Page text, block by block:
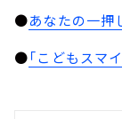
●あなたの一押
●「こどもスマ